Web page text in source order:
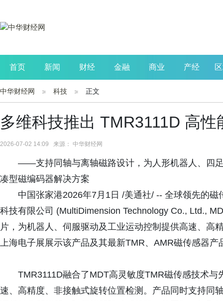
首页 新闻 财经 金融 商业 产经
公司 生活 读书
中华财经网 科技 正文
多维科技推出 TMR3111D 高
2026-07-02 14:09 来源： 中华财经网
——支持同轴与离轴磁路设计，为人形机器人、四
凑型磁编码器解决方案
中国张家港2026年7月1日 /美通社/ -- 全球领先的
科技有限公司 (MultiDimension Technology Co., Ltd.,
片，为机器人、伺服驱动及工业运动控制提供高速、高
上海电子展展示该产品及其最新TMR、AMR磁传感器产
TMR3111D融合了MDT高灵敏度TMR磁传感技术
速、高精度、非接触式旋转位置检测。产品同时支持同